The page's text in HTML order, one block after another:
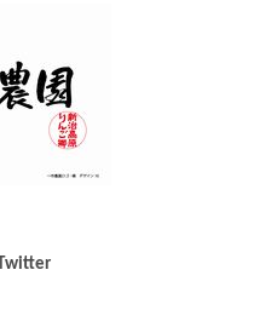
Twitter